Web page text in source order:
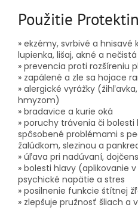
Použitie
» ekzémy, svrbivé a hnisavé
lupienka, lišaj, akné a
» prevencia proti rozšíreniu
» zapálené a zle sa hojace
» alergické vyrážky
hmyzom)
» bradavice a kurie oká
» poruchy trávenia či
spôsobené problémami s
žalúdkom, slezinou a
» úľava pri nadúvaní,
» bolesti hlavy (aplikovanie
psychické napätie a stres
» posilnenie funkcie štítnej
» zlepšuje pružnosť šliach a